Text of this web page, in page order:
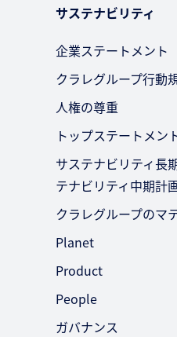
サステナビリティ
企業ステートメント
クラレグループ行動
人権の尊重
トップステートメン
サステナビリティ長
テナビリティ中期計
クラレグループのマ
Planet
Product
People
ガバナンス